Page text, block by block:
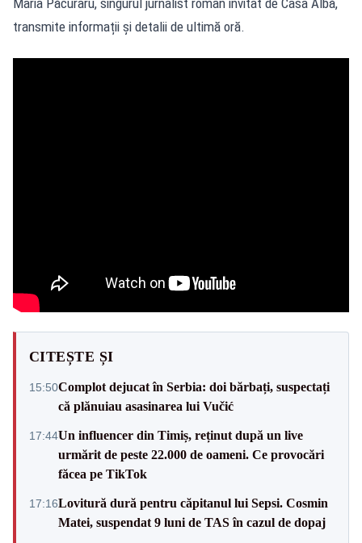
transmite informații și detalii de ultimă oră.
CITEȘTE ȘI
15:50Complot dejucat în Serbia: doi bărbați, suspectați
că plănuiau asasinarea lui Vučić
17:44Un influencer din Timiș, reținut după un live
urmărit de peste 22.000 de oameni. Ce provocări
făcea pe TikTok
17:16Lovitură dură pentru căpitanul lui Sepsi. Cosmin
Matei, suspendat 9 luni de TAS în cazul de dopaj